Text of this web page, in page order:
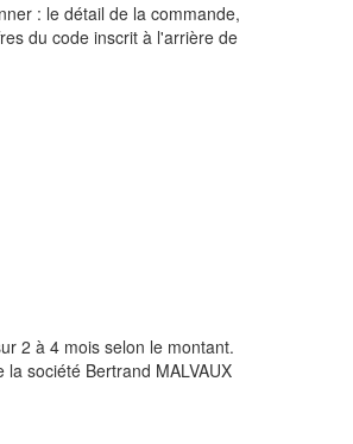
: le détail de la commande,
du code inscrit à l'arrière de
2 à 4 mois selon le montant.
société Bertrand MALVAUX